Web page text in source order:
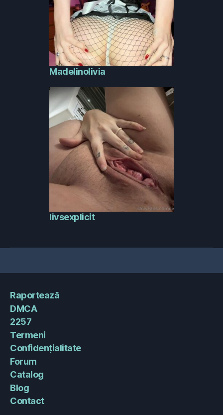
Madelinolivia
livsexplicit
Raportează
DMCA
2257
Termeni
Confidențialitate
Forum
Catalog
Blog
Contact